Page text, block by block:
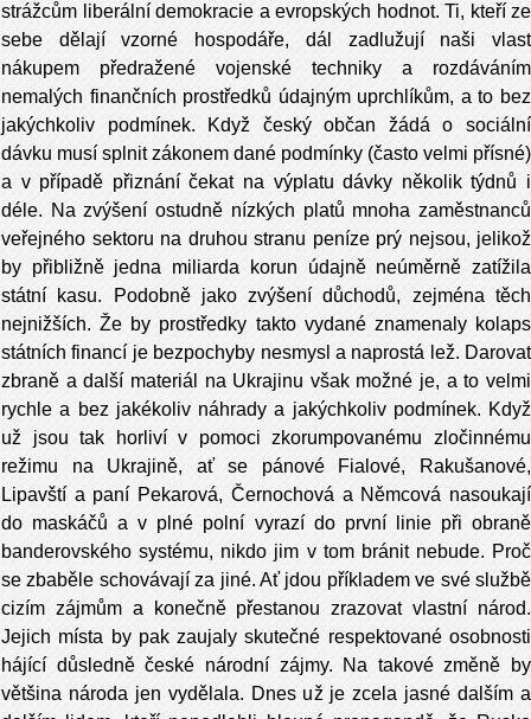
strážcům liberální demokracie a evropských hodnot. Ti, kteří ze
sebe dělají vzorné hospodáře, dál zadlužují naši vlast
nákupem předražené vojenské techniky a rozdáváním
nemalých finančních prostředků údajným uprchlíkům, a to bez
jakýchkoliv podmínek. Když český občan žádá o sociální
dávku musí splnit zákonem dané podmínky (často velmi přísné)
a v případě přiznání čekat na výplatu dávky několik týdnů i
déle. Na zvýšení ostudně nízkých platů mnoha zaměstnanců
veřejného sektoru na druhou stranu peníze prý nejsou, jelikož
by přibližně jedna miliarda korun údajně neúměrně zatížila
státní kasu. Podobně jako zvýšení důchodů, zejména těch
nejnižších. Že by prostředky takto vydané znamenaly kolaps
státních financí je bezpochyby nesmysl a naprostá lež. Darovat
zbraně a další materiál na Ukrajinu však možné je, a to velmi
rychle a bez jakékoliv náhrady a jakýchkoliv podmínek. Když
už jsou tak horliví v pomoci zkorumpovanému zločinnému
režimu na Ukrajině, ať se pánové Fialové, Rakušanové,
Lipavští a paní Pekarová, Černochová a Němcová nasoukají
do maskáčů a v plné polní vyrazí do první linie při obraně
banderovského systému, nikdo jim v tom bránit nebude. Proč
se zbaběle schovávají za jiné. Ať jdou příkladem ve své službě
cizím zájmům a konečně přestanou zrazovat vlastní národ.
Jejich místa by pak zaujaly skutečné respektované osobnosti
hájící důsledně české národní zájmy. Na takové změně by
většina národa jen vydělala. Dnes už je zcela jasné dalším a